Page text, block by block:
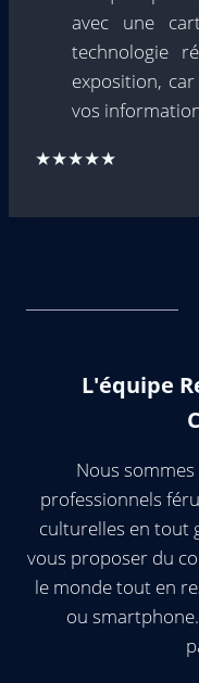
avec une
technologie
exposition,
vos
★★★★★
L'équipe
Nous
professionnels
culturelles en tout
vous proposer du
le monde tout en
ou